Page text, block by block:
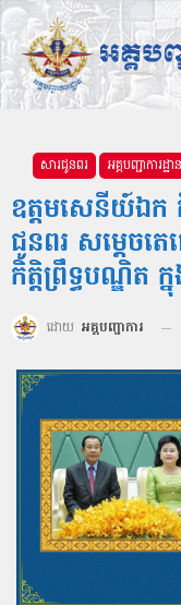
សារជូនពរ
ឧត្តមសេនីយ៍ឯក
ជូនពរ សម្ដេច
កិត្តិព្រឹទ្ធបណ្ឌិត
ដោយ អគ្គបញ្ជាការ